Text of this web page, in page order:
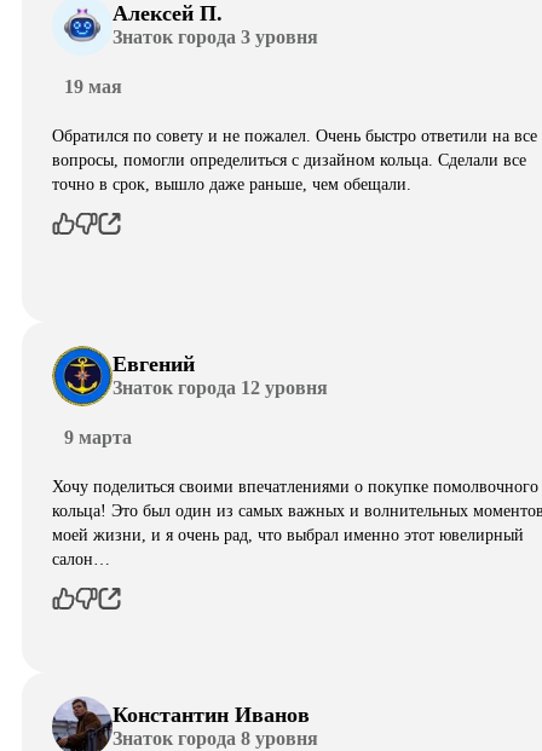
Алексей П.
Знаток города 3 уровня
19 мая
Обратился по совету и не пожалел. Очень быстро ответили на все
вопросы, помогли определиться с дизайном кольца. Сделали все
точно в срок, вышло даже раньше, чем обещали.
Евгений
Знаток города 12 уровня
9 марта
Хочу поделиться своими впечатлениями о покупке помолвочного
кольца! Это был один из самых важных и волнительных
моей жизни, и я очень рад, что выбрал именно этот ювелирный
салон…
Константин Иванов
Знаток города 8 уровня